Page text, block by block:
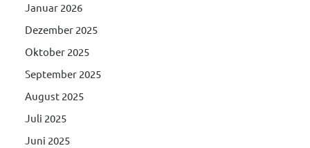
Januar 2026
Dezember 2025
Oktober 2025
September 2025
August 2025
Juli 2025
Juni 2025